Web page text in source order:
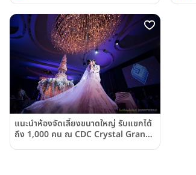
แนะนำห้องจัดเลี้ยงขนาดใหญ่ รับแขกได้
ถึง 1,000 คน ณ CDC Crystal Grand